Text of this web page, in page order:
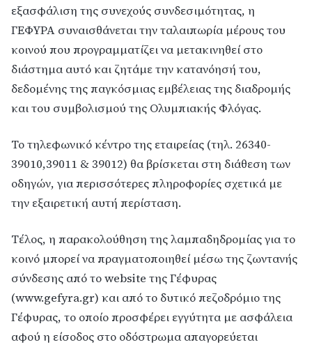
εξασφάλιση της συνεχούς συνδεσιμότητας, η
ΓΕΦΥΡΑ συναισθάνεται την ταλαιπωρία μέρους του
κοινού που προγραμματίζει να μετακινηθεί στο
διάστημα αυτό και ζητάμε την κατανόησή του,
δεδομένης της παγκόσμιας εμβέλειας της διαδρομής
και του συμβολισμού της Ολυμπιακής Φλόγας.
Το τηλεφωνικό κέντρο της εταιρείας (τηλ. 26340-
39010,39011 & 39012) θα βρίσκεται στη διάθεση των
οδηγών, για περισσότερες πληροφορίες σχετικά με
την εξαιρετική αυτή περίσταση.
Τέλος, η παρακολούθηση της λαμπαδηδρομίας για το
κοινό μπορεί να πραγματοποιηθεί μέσω της ζωντανής
σύνδεσης από το website της Γέφυρας
(www.gefyra.gr) και από το δυτικό πεζοδρόμιο της
Γέφυρας, το οποίο προσφέρει εγγύτητα με ασφάλεια
αφού η είσοδος στο οδόστρωμα απαγορεύεται